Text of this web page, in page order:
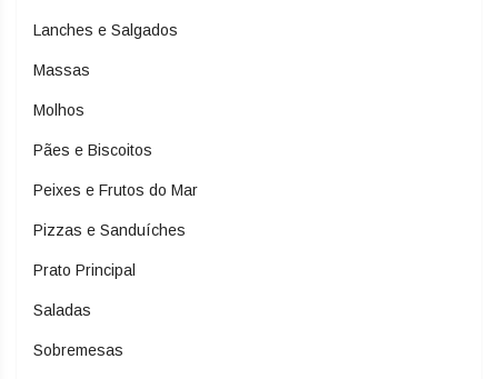
Lanches e Salgados
Massas
Molhos
Pães e Biscoitos
Peixes e Frutos do Mar
Pizzas e Sanduíches
Prato Principal
Saladas
Sobremesas